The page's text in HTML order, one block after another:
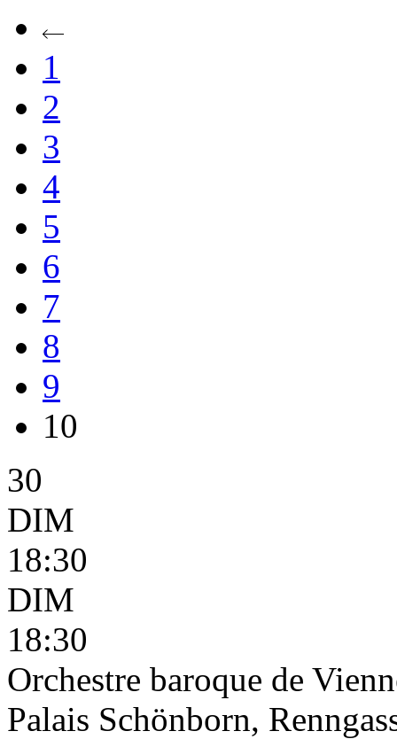
1
2
3
4
5
6
7
8
9
10
30
DIM
18:30
DIM
18:30
Orchestre baroque de
Palais Schönborn,